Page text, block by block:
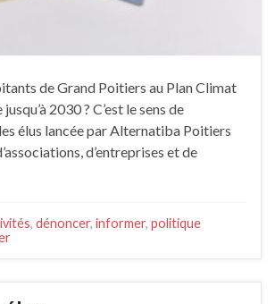
de Grand Poitiers au Plan Climat
2030 ? C’est le sens de
élus lancée par Alternatiba Poitiers
d’entreprises et de
, dénoncer, informer, politique